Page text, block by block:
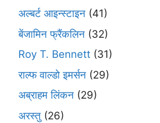
अल्बर्ट आइन्स्टाइन (41)
बेंजामिन फ्रैंकलिन (32)
Roy T. Bennett (31)
राल्फ वाल्डो इमर्सन (29)
अब्राहम लिंकन (29)
अरस्तु (26)